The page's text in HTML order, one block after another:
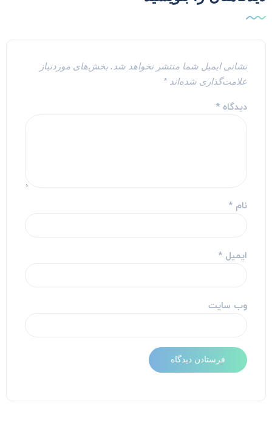
نشانی ایمیل شما منتشر نخواهد شد. بخش‌های موردنیاز
علامت‌گذاری شده‌اند*
دیدگاه*
نام*
ایمیل*
وب‌ سایت